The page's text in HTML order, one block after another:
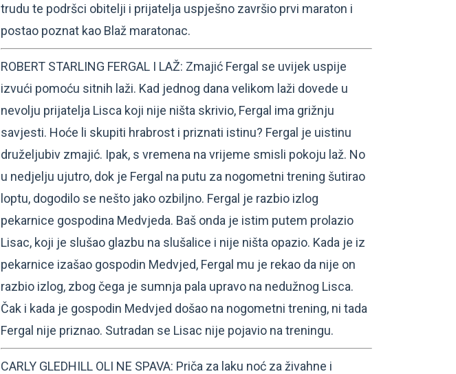
trudu te podršci obitelji i prijatelja uspješno završio prvi maraton i
postao poznat kao Blaž maratonac.
ROBERT STARLING FERGAL I LAŽ: Zmajić Fergal se uvijek uspije
izvući pomoću sitnih laži. Kad jednog dana velikom laži dovede u
nevolju prijatelja Lisca koji nije ništa skrivio, Fergal ima grižnju
savjesti. Hoće li skupiti hrabrost i priznati istinu? Fergal je uistinu
druželjubiv zmajić. Ipak, s vremena na vrijeme smisli pokoju laž. No
u nedjelju ujutro, dok je Fergal na putu za nogometni trening šutirao
loptu, dogodilo se nešto jako ozbiljno. Fergal je razbio izlog
pekarnice gospodina Medvjeda. Baš onda je istim putem prolazio
Lisac, koji je slušao glazbu na slušalice i nije ništa opazio. Kada je iz
pekarnice izašao gospodin Medvjed, Fergal mu je rekao da nije on
razbio izlog, zbog čega je sumnja pala upravo na nedužnog Lisca.
Čak i kada je gospodin Medvjed došao na nogometni trening, ni tada
Fergal nije priznao. Sutradan se Lisac nije pojavio na treningu.
CARLY GLEDHILL OLI NE SPAVA: Priča za laku noć za živahne i